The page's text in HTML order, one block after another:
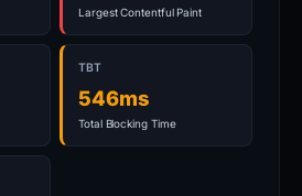
Largest Contentful Paint
TBT
546ms
Total Blocking Time